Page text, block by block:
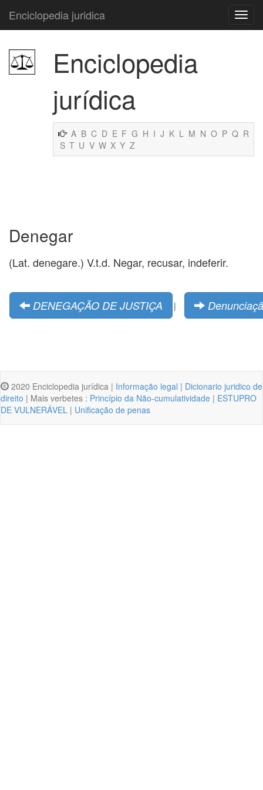
Enciclopedia juridica
Enciclopedia
jurídica
A B C D E F G H I J K L M N O P Q R
S T U V W X Y Z
Denegar
(Lat. denegare.) V.t.d. Negar, recusar, indeferir.
DENEGAÇÃO DE JUSTIÇA |
2020 Enciclopedia jurídica | Informação legal | Dicionario juridico de
direito | Mais verbetes : Princípio da Não-cumulatividade | ESTUPRO
DE VULNERÁVEL | Unificação de penas